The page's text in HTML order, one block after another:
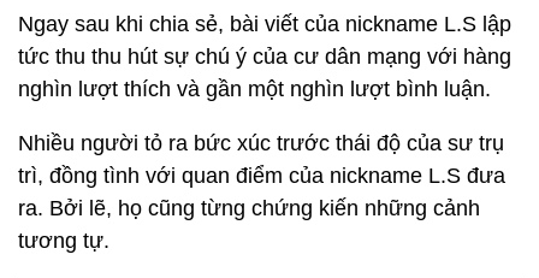
Ngay sau khi chia sẻ, bài viết của nickname L.S lập
tức thu thu hút sự chú ý của cư dân mạng với hàng
nghìn lượt thích và gần một nghìn lượt bình luận.
Nhiều người tỏ ra bức xúc trước thái độ của sư trụ
trì, đồng tình với quan điểm của nickname L.S đưa
ra. Bởi lẽ, họ cũng từng chứng kiến những cảnh
tương tự.